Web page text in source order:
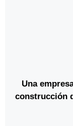
Una
construcción